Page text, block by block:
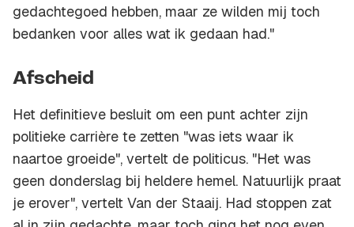
gedachtegoed hebben, maar ze wilden mij toch
bedanken voor alles wat ik gedaan had."
Afscheid
Het definitieve besluit om een punt achter zijn
politieke carrière te zetten "was iets waar ik
naartoe groeide", vertelt de politicus. "Het was
geen donderslag bij heldere hemel. Natuurlijk praat
je erover", vertelt Van der Staaij. Had stoppen zat